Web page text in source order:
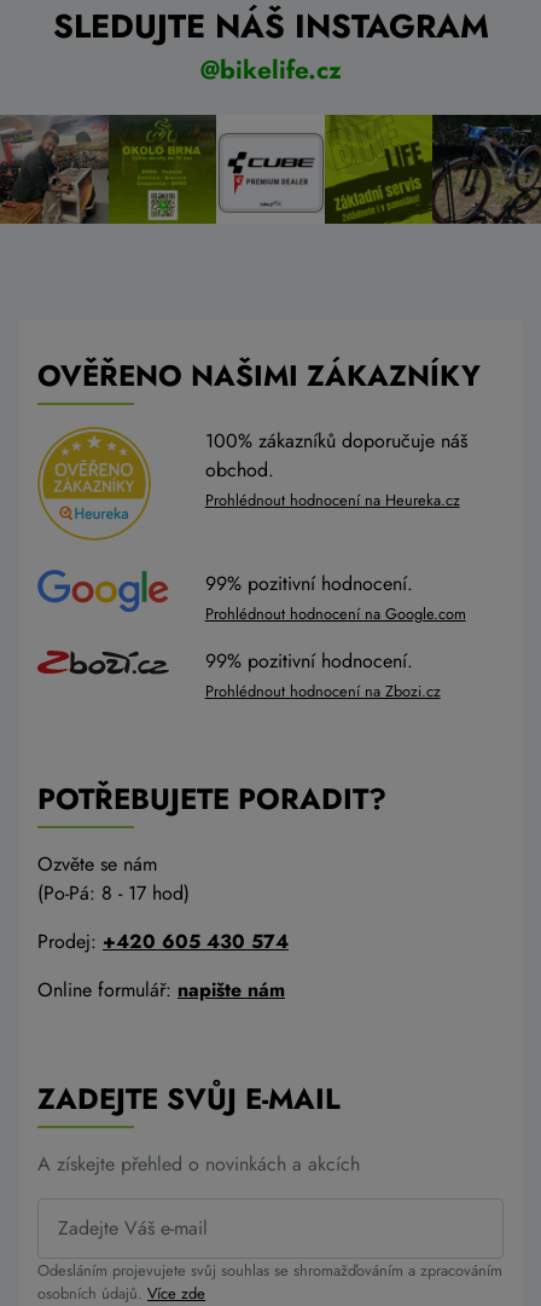
SLEDUJTE NÁŠ INSTAGRAM
@bikelife.cz
OVĚŘENO NAŠIMI ZÁKAZNÍKY
100% zákazníků doporučuje náš
obchod.
Prohlédnout hodnocení na Heureka.cz
99% pozitivní hodnocení.
Prohlédnout hodnocení na Google.com
99% pozitivní hodnocení.
Prohlédnout hodnocení na Zbozi.cz
POTŘEBUJETE PORADIT?
Ozvěte se nám
(Po-Pá: 8 - 17 hod)
Prodej: +420 605 430 574
Online formulář: napište nám
ZADEJTE SVŮJ E-MAIL
A získejte přehled o novinkách a akcích
Odesláním projevujete svůj souhlas se shromažďováním a zpracováním
osobních údajů. Více zde